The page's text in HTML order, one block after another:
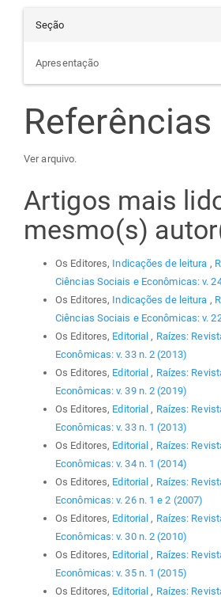
Seção
Apresentação
Referências
Ver arquivo.
Artigos mais
mesmo(s)
Os Editores, Indicações de leitura ,
Ciências Sociais e Econômicas: v.
Os Editores, Indicações de leitura ,
Ciências Sociais e Econômicas: v.
Os Editores, Editorial , Raízes:
Econômicas: v. 33 n. 2 (2013)
Os Editores, Editorial , Raízes:
Econômicas: v. 39 n. 2 (2019)
Os Editores, Editorial , Raízes:
Econômicas: v. 33 n. 1 (2013)
Os Editores, Editorial , Raízes:
Econômicas: v. 34 n. 1 (2014)
Os Editores, Editorial , Raízes:
Econômicas: v. 26 n. 1 e 2 (2007)
Os Editores, Editorial , Raízes:
Econômicas: v. 30 n. 2 (2010)
Os Editores, Editorial , Raízes:
Econômicas: v. 35 n. 1 (2015)
Os Editores, Editorial , Raízes: